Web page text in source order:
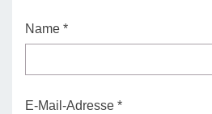
Name *
E-Mail-Adresse *